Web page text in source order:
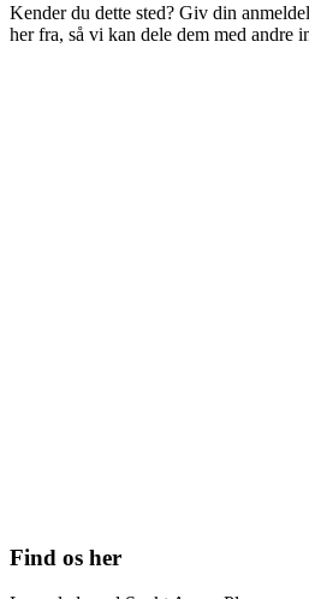
Kender du dette sted? Giv din
her fra, så vi kan dele dem med andre
Find os her